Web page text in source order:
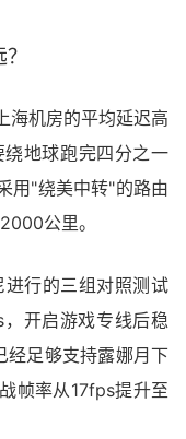
海机房的平均延迟高
地球跑完四分之一
用"绕美中转"的路由
公里。
行的三组对照测试
开启游戏专线后稳
经足够支持露娜月下
帧率从17fps提升至